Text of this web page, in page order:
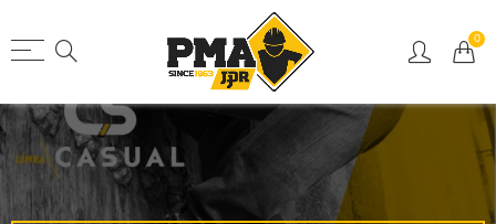
Atrás
Nuestro Calzado
Casual
Industrial
0